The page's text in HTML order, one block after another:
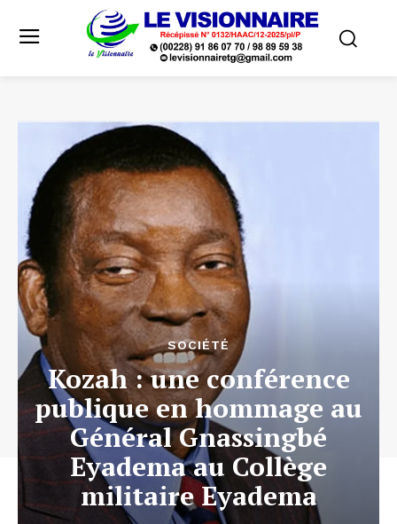
SOCIÉTÉ
Kozah : une conférence
publique en hommage au
Général Gnassingbé
Eyadema au Collège
militaire Eyadema